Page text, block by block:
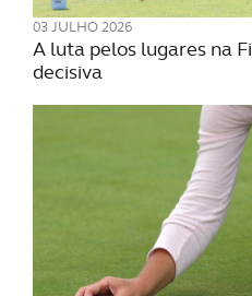
03 JULHO 2026
A luta pelos lugares na
decisiva